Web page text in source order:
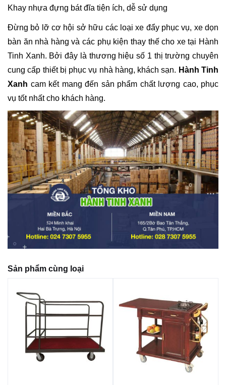
Khay nhựa đựng bát đĩa tiện ích, dễ sử dụng
Đừng bỏ lỡ cơ hội sở hữu các loại xe đẩy phục vụ, xe dọn
bàn ăn nhà hàng và các phụ kiện thay thế cho xe tại Hành
Tinh Xanh. Bởi đây là thương hiệu số 1 thị trường chuyên
cung cấp thiết bị phục vụ nhà hàng, khách sạn. Hành Tinh
Xanh cam kết mang đến sản phẩm chất lượng cao, phục
vụ tốt nhất cho khách hàng.
Sản phẩm cùng loại